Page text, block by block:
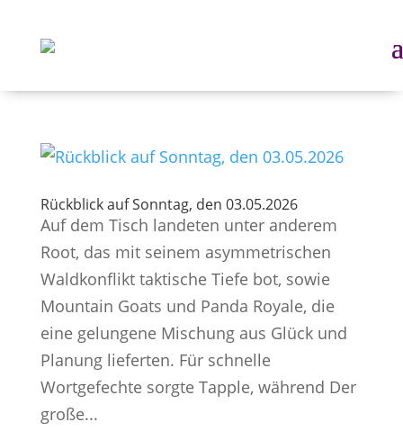
Rückblick auf Sonntag, den 03.05.2026
Auf dem Tisch landeten unter anderem
Root, das mit seinem asymmetrischen
Waldkonflikt taktische Tiefe bot, sowie
Mountain Goats und Panda Royale, die
eine gelungene Mischung aus Glück und
Planung lieferten. Für schnelle
Wortgefechte sorgte Tapple, während Der
große...